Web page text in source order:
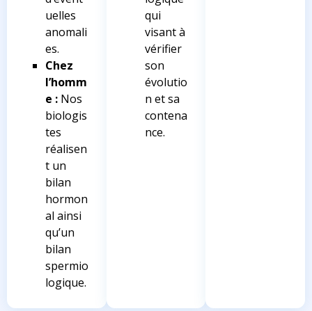
uelles
anomali
es.
Chez
l’homm
e : Nos
biologis
tes
réalisen
t un
bilan
hormon
al ainsi
qu’un
bilan
spermio
logique.
qui
visant à
vérifier
son
évolutio
n et sa
contena
nce.